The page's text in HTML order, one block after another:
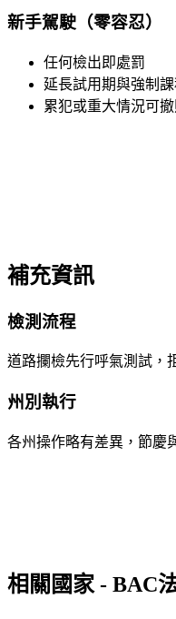
新手駕駛（零容忍）
任何檢出即處罰
延長試用期與強制課
累犯或重大情況可撤
補充資訊
檢測流程
道路攔檢先行呼氣測試，
州別執行
各州操作略有差異，節慶
相關國家 - BAC